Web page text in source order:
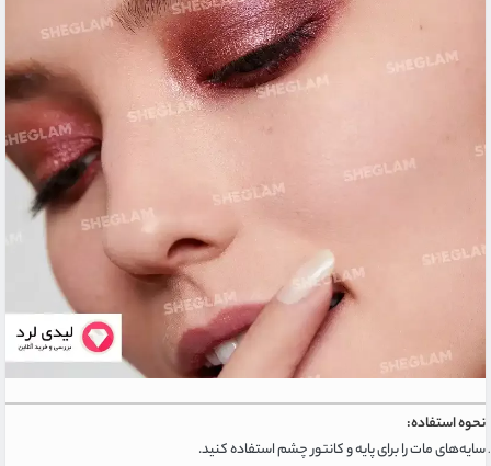
نحوه استفاده:
سایه‌های مات را برای پایه و کانتور چشم استفاده کنید.